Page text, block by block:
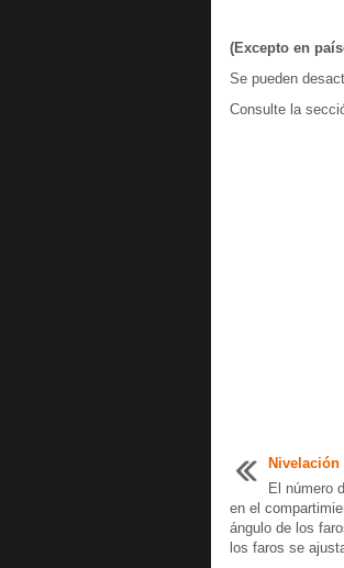
(Excepto en
Se pueden
Consulte la
Nivelación
El número
en el
ángulo de los
los faros se